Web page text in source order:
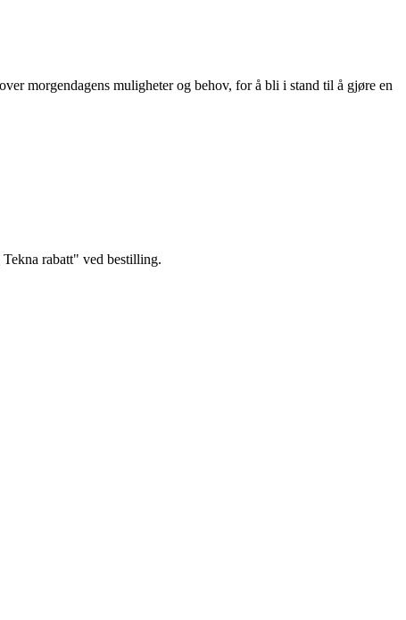
morgendagens muligheter og behov, for å bli i stand til å gjøre en
rabatt" ved bestilling.